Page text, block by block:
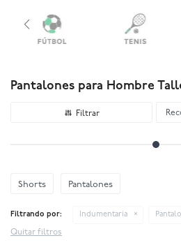
Pantalones para Hombre
Shorts Pantalones
Filtrando por: Indumentaria
Quitar filtros